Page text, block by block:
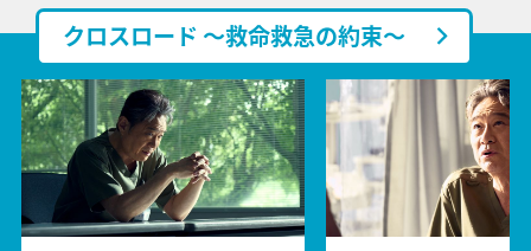
クロスロード ～救命救急の約束～